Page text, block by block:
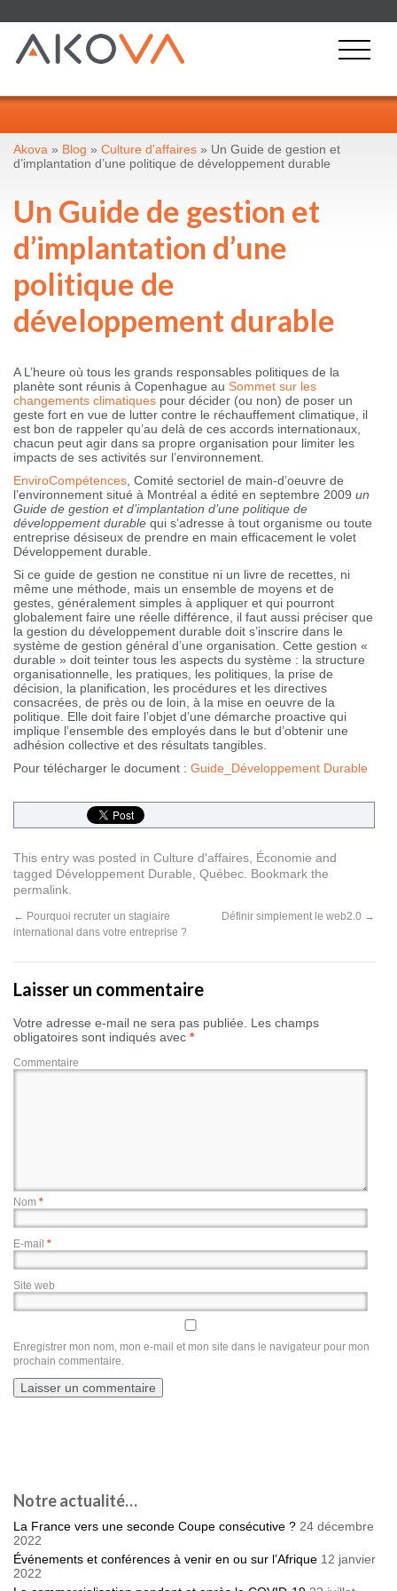
Akova » Blog » Culture d'affaires » Un Guide de gestion et
d’implantation d’une politique de développement durable
Un Guide de gestion et
d’implantation d’une
politique de
développement durable
A L’heure où tous les grands responsables politiques de la
planète sont réunis à Copenhague au Sommet sur les
changements climatiques pour décider (ou non) de poser un
geste fort en vue de lutter contre le réchauffement climatique, il
est bon de rappeler qu’au delà de ces accords internationaux,
chacun peut agir dans sa propre organisation pour limiter les
impacts de ses activités sur l’environnement.
EnviroCompétences , Comité sectoriel de main-d’oeuvre de
l’environnement situé à Montréal a édité en septembre 2009 un
Guide de gestion et d’implantation d’une politique de
développement durable qui s’adresse à tout organisme ou toute
entreprise désiseux de prendre en main efficacement le volet
Développement durable.
Si ce guide de gestion ne constitue ni un livre de recettes, ni
même une méthode, mais un ensemble de moyens et de
gestes, généralement simples à appliquer et qui pourront
globalement faire une réelle différence, il faut aussi préciser que
la gestion du développement durable doit s’inscrire dans le
système de gestion général d’une organisation. Cette gestion «
durable » doit teinter tous les aspects du système : la structure
organisationnelle, les pratiques, les politiques, la prise de
décision, la planification, les procédures et les directives
consacrées, de près ou de loin, à la mise en oeuvre de la
politique. Elle doit faire l’objet d’une démarche proactive qui
implique l’ensemble des employés dans le but d’obtenir une
adhésion collective et des résultats tangibles.
Pour télécharger le document : Guide_Développement Durable
This entry was posted in Culture d'affaires Économie and
tagged Développement Durable Québec . Bookmark the
permalink
← Pourquoi recruter un stagiaire
international dans votre entreprise ?
Définir simplement le web2.0 →
Laisser un commentaire
Votre adresse e-mail ne sera pas publiée.
Les champs
obligatoires sont indiqués avec *
Commentaire
Nom *
E-mail *
Site web
Enregistrer mon nom, mon e-mail et mon site dans le navigateur pour mon
prochain commentaire.
Notre actualité…
La France vers une seconde Coupe consécutive ? 24 décembre
2022
Événements et conférences à venir en ou sur l’Afrique 12 janvier
2022